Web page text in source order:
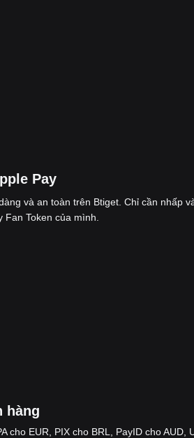
Pay
và an toàn trên Btiget. Chỉ cần nhấp
Token của mình.
hàng
cho EUR, PIX cho BRL, PayID cho AUD,